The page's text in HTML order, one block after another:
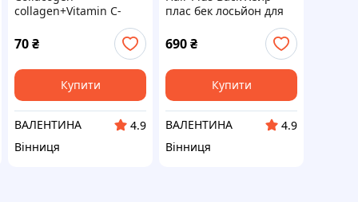
collagen+Vitamin C-
Єгипту ( саше)
70₴
Купити
ВАЛЕНТИНА
4.9
Вінниця
плас бек лосьйон для
шкіри голови 100 мл
(2%)
690₴
Купити
ВАЛЕНТИНА
4.9
Вінниця